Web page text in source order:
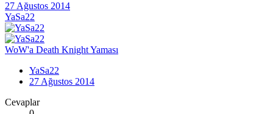
27 Ağustos 2014
YaSa22
WoW'a Death Knight Yaması
YaSa22
27 Ağustos 2014
Cevaplar